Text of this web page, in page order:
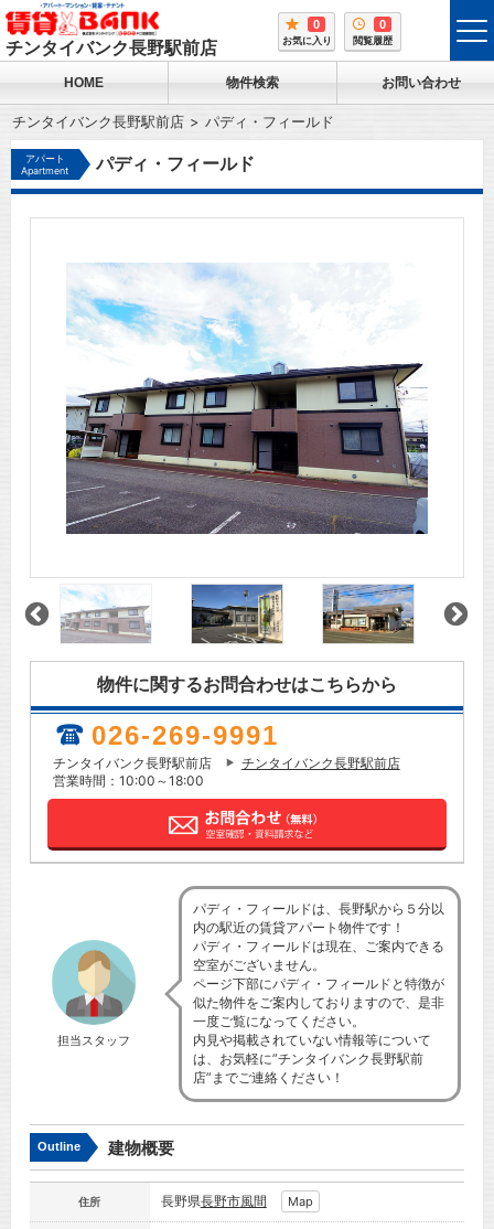
チンタイバンク長野駅前店
0
お気に入り
0
閲覧履歴
HOME 物件検索 お問い合わせ
チンタイバンク長野駅前店 パディ・フィールド
アパート
Apartment
パディ・フィールド
物件に関するお問合わせはこちらから
026-269-9991
チンタイバンク長野駅前店
チンタイバンク長野駅前店
営業時間：10:00～18:00
担当スタッフ
パディ・フィールドは、長野駅から５分以
内の駅近の賃貸アパート物件です！
パディ・フィールドは現在、ご案内できる
空室がございません。
ページ下部にパディ・フィールドと特徴が
似た物件をご案内しておりますので、是非
一度ご覧になってください。
内見や掲載されていない情報等について
は、お気軽に”チンタイバンク長野駅前
店”までご連絡ください！
Outline 建物概要
住所 長野県長野市風間 Map